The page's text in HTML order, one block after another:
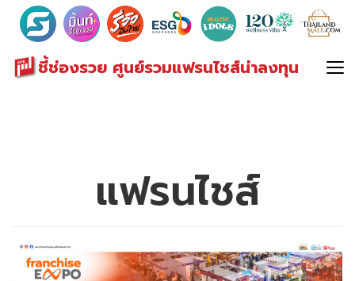
ชี้ช่องรวย ศูนย์รวมแฟรนไชส์น่าลงทุน
Search
for:
แฟรนไชส์